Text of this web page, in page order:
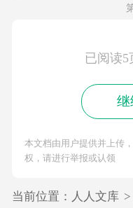
已阅读5
继
本文档由用户提供并上传
权，请进行举报或认领
当前位置： 人人文库 >